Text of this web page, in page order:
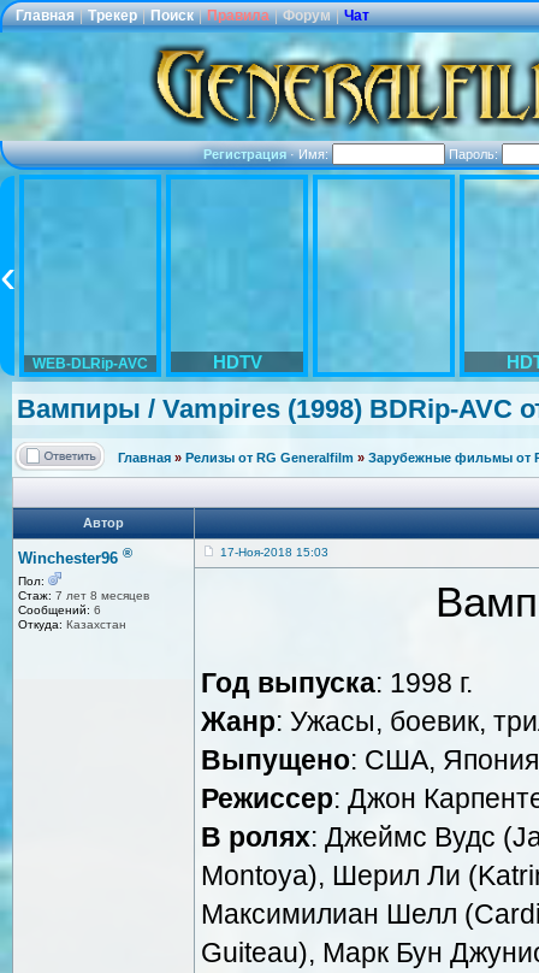
Главная | Трекер | Поиск | Правила | Форум | Чат
Регистрация·Имя: Пароль:
WEB-DLRip-AVC HDTV
Вампиры / Vampires (1998) BDRip-AVC
Главная » Релизы от RG Generalfilm » Зарубежные фильмы от
Автор
Winchester96 ®
Пол:
Стаж: 7 лет 8 месяцев
Сообщений: 6
Откуда: Казахстан
17-Ноя-2018 15:03
Год выпуска: 1998 г.
Жанр: Ужасы, боевик,
Выпущено: США, Япония
Режиссер: Джон
В ролях: Джеймс Вудс
Montoya), Шерил Ли
Максимилиан Шелл
Guiteau), Марк Бун